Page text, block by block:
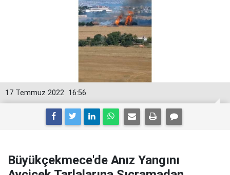
16:56
17 Temmuz 2022
Büyükçekmece'de Anız Yangını